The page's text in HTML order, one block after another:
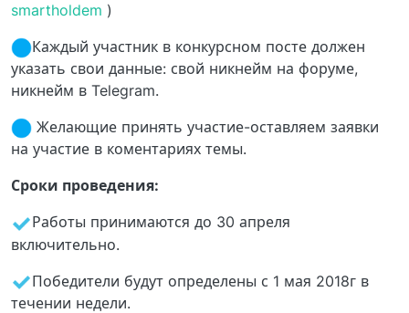
smartholdem )
Каждый участник в конкурсном посте должен
указать свои данные: свой никнейм на форуме,
никнейм в Telegram.
Желающие принять участие-оставляем заявки
на участие в коментариях темы.
Сроки проведения:
️Работы принимаются до 30 апреля
включительно.
️Победители будут определены с 1 мая 2018г в
течении недели.